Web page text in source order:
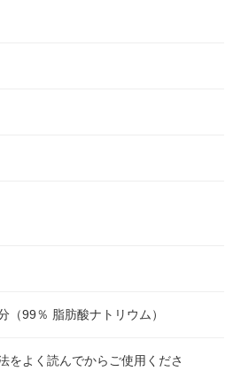
（99％ 脂肪酸ナトリウム）
をよく読んでからご使用くださ